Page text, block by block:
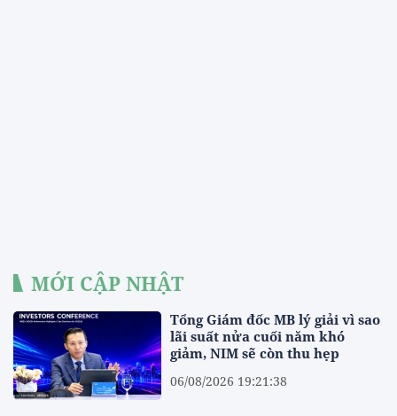
MỚI CẬP NHẬT
Tổng Giám đốc MB lý giải vì sao
lãi suất nửa cuối năm khó
giảm, NIM sẽ còn thu hẹp
06/08/2026 19:21:38